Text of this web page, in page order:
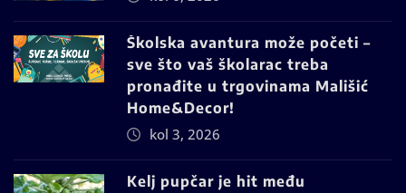
Školska avantura može početi –
sve što vaš školarac treba
pronađite u trgovinama Mališić
Home&Decor!
kol 3, 2026
Kelj pupčar je hit među